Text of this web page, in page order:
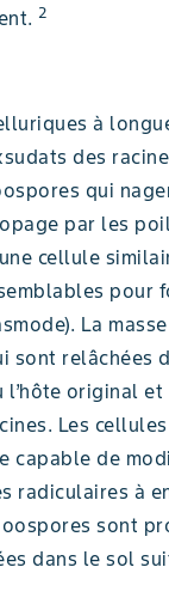
2
à
des
qui
par les
cellule
pour
La
sont relâchées
l’hôte original
Les
capable de
radiculaires à
sont
dans le sol